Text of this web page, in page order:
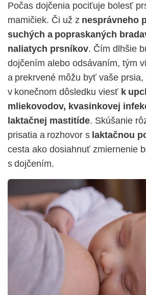
Počas dojčenia pociťuje bolesť
mamičiek. Či už z nesprávneho
suchých a popraskaných
naliatych prsníkov. Čím dlhšie
dojčením alebo odsávaním, tým
a prekrvené môžu byť vaše prsia,
v konečnom dôsledku viesť k
mliekovodov, kvasinkovej
laktačnej mastitíde. Skúšanie
prisatia a rozhovor s laktačnou
cesta ako dosiahnuť zmiernenie
s dojčením.